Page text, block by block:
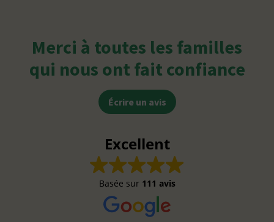
Merci à toutes les familles
qui nous ont fait confiance
Écrire un avis
Excellent
Basée sur 111 avis